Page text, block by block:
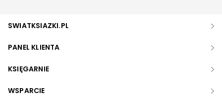
SWIATKSIAZKI.PL
PANEL KLIENTA
KSIĘGARNIE
WSPARCIE